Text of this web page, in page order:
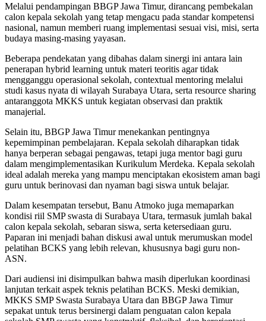
Melalui pendampingan BBGP Jawa Timur, dirancang pembekalan
calon kepala sekolah yang tetap mengacu pada standar kompetensi
nasional, namun memberi ruang implementasi sesuai visi, misi, serta
budaya masing-masing yayasan.
Beberapa pendekatan yang dibahas dalam sinergi ini antara lain
penerapan hybrid learning untuk materi teoritis agar tidak
mengganggu operasional sekolah, contextual mentoring melalui
studi kasus nyata di wilayah Surabaya Utara, serta resource sharing
antaranggota MKKS untuk kegiatan observasi dan praktik
manajerial.
Selain itu, BBGP Jawa Timur menekankan pentingnya
kepemimpinan pembelajaran. Kepala sekolah diharapkan tidak
hanya berperan sebagai pengawas, tetapi juga mentor bagi guru
dalam mengimplementasikan Kurikulum Merdeka. Kepala sekolah
ideal adalah mereka yang mampu menciptakan ekosistem aman bagi
guru untuk berinovasi dan nyaman bagi siswa untuk belajar.
Dalam kesempatan tersebut, Banu Atmoko juga memaparkan
kondisi riil SMP swasta di Surabaya Utara, termasuk jumlah bakal
calon kepala sekolah, sebaran siswa, serta ketersediaan guru.
Paparan ini menjadi bahan diskusi awal untuk merumuskan model
pelatihan BCKS yang lebih relevan, khususnya bagi guru non-
ASN.
Dari audiensi ini disimpulkan bahwa masih diperlukan koordinasi
lanjutan terkait aspek teknis pelatihan BCKS. Meski demikian,
MKKS SMP Swasta Surabaya Utara dan BBGP Jawa Timur
sepakat untuk terus bersinergi dalam penguatan calon kepala